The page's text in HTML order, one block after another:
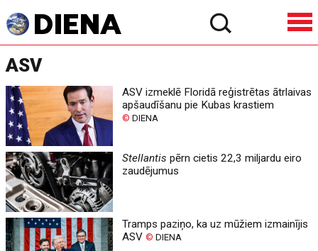
ASV
ASV izmeklē Floridā reģistrētas ātrlaivas
apšaudīšanu pie Kubas krastiem
© DIENA
Stellantis pērn cietis 22,3 miljardu eiro
zaudējumus
Tramps paziņo, ka uz mūžiem izmainījis
ASV© DIENA